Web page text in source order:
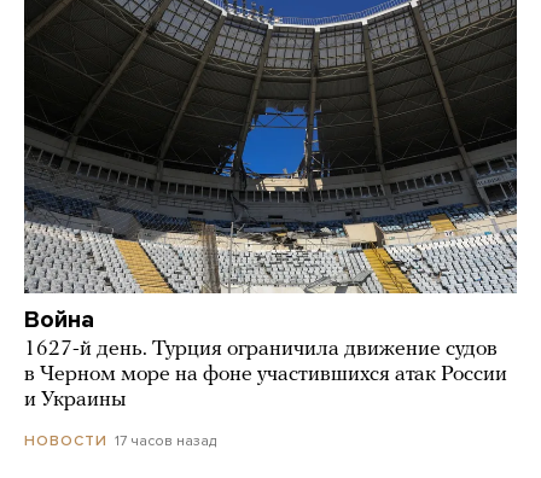
Война
1627-й день. Турция ограничила движение судов
в Черном море на фоне участившихся атак России
и Украины
НОВОСТИ 17 часов назад